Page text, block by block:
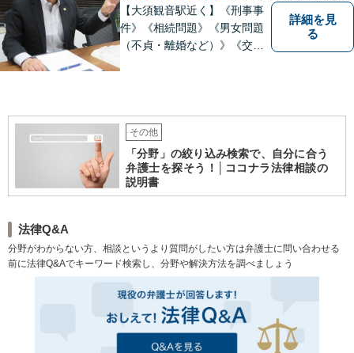
【大須観音駅近く】《刑事事
件》《相続問題》《男女問題
（不貞・離婚など）》《交通
の方は、お気軽にご相談下さ
い。
詳細を見
る
その他
「分野」の絞り込み検索で、自分に合う
弁護士を探そう！│ココナラ法律相談の
説明書
法律Q&A
分野がわからない方、相談というより質問がしたい方は弁護士に問い合わせる
前に法律Q&Aでキーワード検索し、分野や解決方法を調べましょう